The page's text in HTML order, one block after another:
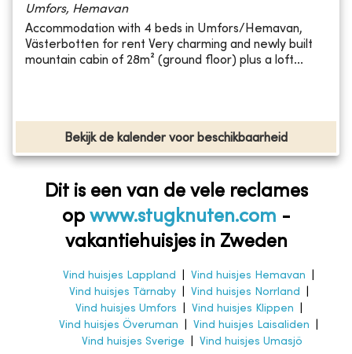
Umfors, Hemavan
Accommodation with 4 beds in Umfors/Hemavan,
Västerbotten for rent Very charming and newly built
mountain cabin of 28m² (ground floor) plus a loft...
Bekijk de kalender voor beschikbaarheid
Dit is een van de vele reclames
op www.stugknuten.com -
vakantiehuisjes in Zweden
Vind huisjes Lappland Vind huisjes Hemavan
Vind huisjes Tärnaby| Vind huisjes Norrland
Vind huisjes Umfors
Vind huisjes Klippen
Vind huisjes Överuman
Vind huisjes Laisaliden
Vind huisjes Sverige
Vind huisjes Umasjö